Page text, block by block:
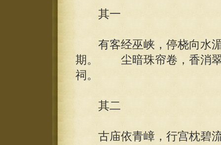
其一
有客经巫峡，停桡向水湄
期。 尘暗珠帘卷，香消翠
祠。
其二
古庙依青嶂，行宫枕碧流